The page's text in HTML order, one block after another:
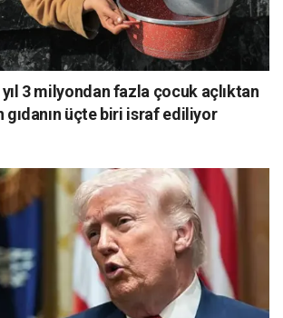
3 milyondan fazla çocuk açlıktan
üçte biri israf ediliyor